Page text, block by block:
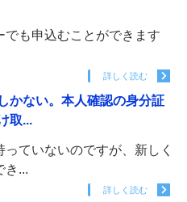
も申込むことができます
詳しく読む
かない。本人確認の身分証
取...
ていないのですが、新しく
き...
詳しく読む